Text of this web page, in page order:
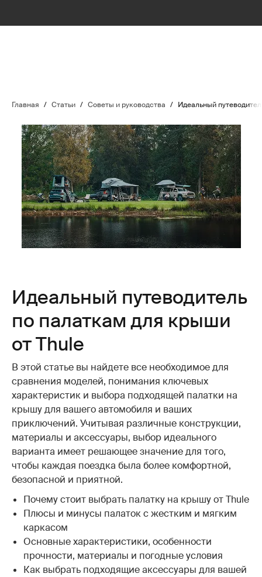
Главная / Статьи / Советы и руководства / Идеальный
Идеальный путеводитель
по палаткам для крыши
от Thule
В этой статье вы найдете все необходимое для
сравнения моделей, понимания ключевых
характеристик и выбора подходящей палатки на
крышу для вашего автомобиля и ваших
приключений. Учитывая различные конструкции,
материалы и аксессуары, выбор идеального
варианта имеет решающее значение для того,
чтобы каждая поездка была более комфортной,
безопасной и приятной.
Почему стоит выбрать палатку на крышу от Thule
Плюсы и минусы палаток с жестким и мягким
каркасом
Основные характеристики, особенности
прочности, материалы и погодные условия
Как выбрать подходящие аксессуары для вашей